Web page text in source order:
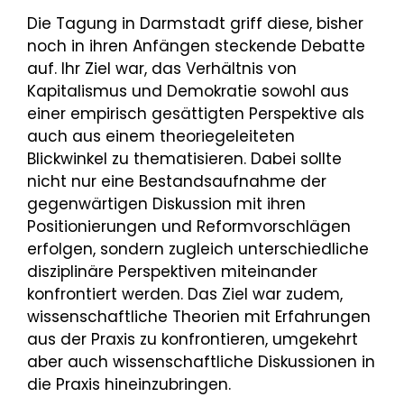
Die Tagung in Darmstadt griff diese, bisher
noch in ihren Anfängen steckende Debatte
auf. Ihr Ziel war, das Verhältnis von
Kapitalismus und Demokratie sowohl aus
einer empirisch gesättigten Perspektive als
auch aus einem theoriegeleiteten
Blickwinkel zu thematisieren. Dabei sollte
nicht nur eine Bestandsaufnahme der
gegenwärtigen Diskussion mit ihren
Positionierungen und Reformvorschlägen
erfolgen, sondern zugleich unterschiedliche
disziplinäre Perspektiven miteinander
konfrontiert werden. Das Ziel war zudem,
wissenschaftliche Theorien mit Erfahrungen
aus der Praxis zu konfrontieren, umgekehrt
aber auch wissenschaftliche Diskussionen in
die Praxis hineinzubringen.